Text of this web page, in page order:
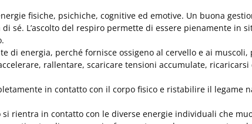
fisiche, psichiche, cognitive ed emotive. Un buona
sé. L’ascolto del respiro permette di essere pienamente in
di energia, perché fornisce ossigeno al cervello e ai muscoli,
rallentare, scaricare tensioni accumulate, ricaricarsi
in contatto con il corpo fisico e ristabilire il legame
rientra in contatto con le diverse energie individuali che